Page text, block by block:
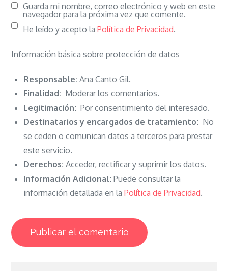
Guarda mi nombre, correo electrónico y web en este
navegador para la próxima vez que comente.
He leído y acepto laPolítica de Privacidad.
Información básica sobre protección de datos
Responsable: Ana Canto Gil.
Finalidad: Moderar los comentarios.
Legitimación: Por consentimiento del interesado.
Destinatarios y encargados de tratamiento: No
se ceden o comunican datos a terceros para prestar
este servicio.
Derechos: Acceder, rectificar y suprimir los datos.
Información Adicional: Puede consultar la
información detallada en laPolítica de Privacidad.